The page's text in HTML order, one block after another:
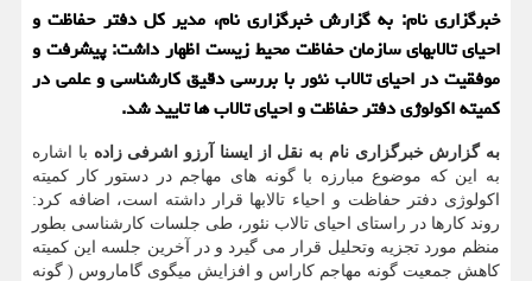
خبرگزاری نام: به گزارش خبرگزاری نام، مدیر کل دفتر حفاظت و
احیای تالابهای سازمان حفاظت محیط زیست اظهار داشت: پیشرفت و
موفقیت در احیای تالاب نئور با بررسی دقیق کارشناسی و علمی در
کمیته اکولوژی دفتر حفاظت و احیای تالاب ها تایید شد.
به گزارش خبرگزاری نام به نقل از ایسنا آرزو اشرفی زاده با اشاره
به این که موضوع مبارزه با گونه های مهاجم در دستور کار کمیته
اکولوژی دفتر حفاظت و احیاء تالابها قرار داشته است، اضافه کرد:
روند کارها در راستای احیای تالاب نئور، طی جلسات کارشناسی بطور
منظم مورد تجزیه وتحلیل قرار می گیرد و در آخرین جلسه این کمیته
کاهش جمعیت گونه مهاجم کاراس و افزایش میگوی گاماروس ( گونه